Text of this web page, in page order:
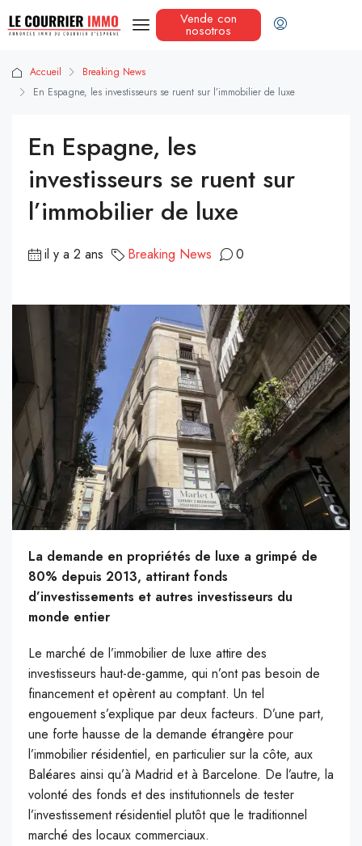
Vende con
nosotros
Accueil
Breaking News
En Espagne, les investisseurs se ruent sur l’immobilier de luxe
En Espagne, les
investisseurs se ruent sur
l’immobilier de luxe
il y a 2 ans Breaking News 0
La demande en propriétés de luxe a grimpé de
80% depuis 2013, attirant fonds
d’investissements et autres investisseurs du
monde entier
Le marché de l’immobilier de luxe attire des
investisseurs haut-de-gamme, qui n’ont pas besoin de
financement et opèrent au comptant. Un tel
engouement s’explique par deux facteurs. D’une part,
une forte hausse de la demande étrangère pour
l’immobilier résidentiel, en particulier sur la côte, aux
Baléares ainsi qu’à Madrid et à Barcelone. De l’autre, la
volonté des fonds et des institutionnels de tester
l’investissement résidentiel plutôt que le traditionnel
marché des locaux commerciaux.